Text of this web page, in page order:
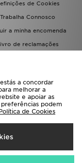
de Cookies
Trabalha Connosco
a minha encomenda
de reclamações
a concordar
melhorar a
e apoiar as
podem
de Cookies